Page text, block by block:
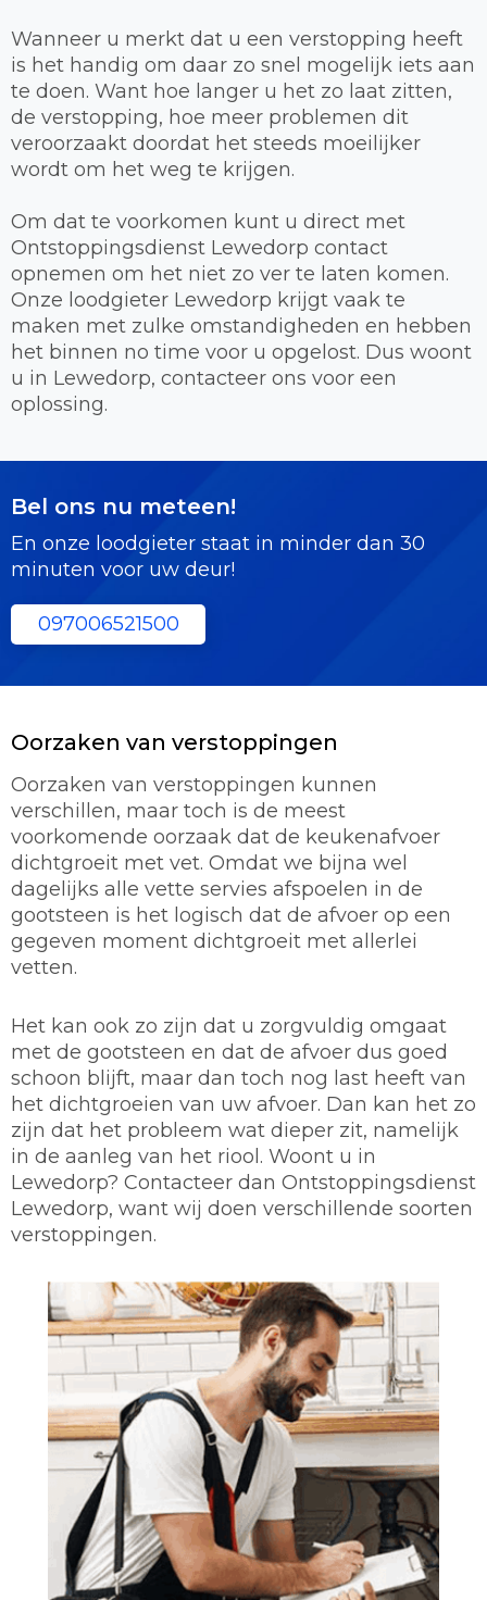
Wanneer u merkt dat u een verstopping heeft
is het handig om daar zo snel mogelijk iets aan
te doen. Want hoe langer u het zo laat zitten,
de verstopping, hoe meer problemen dit
veroorzaakt doordat het steeds moeilijker
wordt om het weg te krijgen.
Om dat te voorkomen kunt u direct met
Ontstoppingsdienst Lewedorp contact
opnemen om het niet zo ver te laten komen.
Onze loodgieter Lewedorp krijgt vaak te
maken met zulke omstandigheden en hebben
het binnen no time voor u opgelost. Dus woont
u in Lewedorp, contacteer ons voor een
oplossing.
Bel ons nu meteen!
En onze loodgieter staat in minder dan 30
minuten voor uw deur!
097006521500
Oorzaken van verstoppingen
Oorzaken van verstoppingen kunnen
verschillen, maar toch is de meest
voorkomende oorzaak dat de keukenafvoer
dichtgroeit met vet. Omdat we bijna wel
dagelijks alle vette servies afspoelen in de
gootsteen is het logisch dat de afvoer op een
gegeven moment dichtgroeit met allerlei
vetten.
Het kan ook zo zijn dat u zorgvuldig omgaat
met de gootsteen en dat de afvoer dus goed
schoon blijft, maar dan toch nog last heeft van
het dichtgroeien van uw afvoer. Dan kan het zo
zijn dat het probleem wat dieper zit, namelijk
in de aanleg van het riool. Woont u in
Lewedorp? Contacteer dan Ontstoppingsdienst
Lewedorp, want wij doen verschillende soorten
verstoppingen.